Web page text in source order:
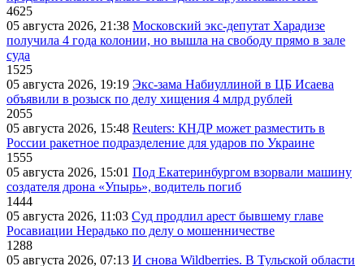
4625
05 августа 2026, 21:38 Московский экс-депутат Харадизе
получила 4 года колонии, но вышла на свободу прямо в зале
суда
1525
05 августа 2026, 19:19 Экс-зама Набиуллиной в ЦБ Исаева
объявили в розыск по делу хищения 4 млрд рублей
2055
05 августа 2026, 15:48 Reuters: КНДР может разместить в
России ракетное подразделение для ударов по Украине
1555
05 августа 2026, 15:01 Под Екатеринбургом взорвали машину
создателя дрона «Упырь», водитель погиб
1444
05 августа 2026, 11:03 Суд продлил арест бывшему главе
Росавиации Нерадько по делу о мошенничестве
1288
05 августа 2026, 07:13 И снова Wildberries. В Тульской области